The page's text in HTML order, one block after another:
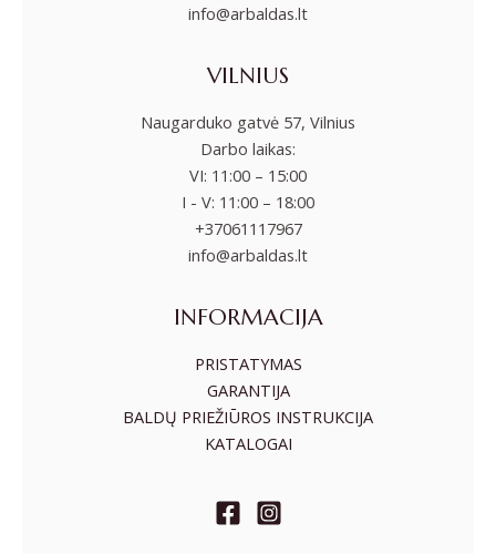
info@arbaldas.lt
VILNIUS
Naugarduko gatvė 57, Vilnius
Darbo laikas:
VI: 11:00 – 15:00
I - V: 11:00 – 18:00
+37061117967
info@arbaldas.lt
INFORMACIJA
PRISTATYMAS
GARANTIJA
BALDŲ PRIEŽIŪROS INSTRUKCIJA
KATALOGAI